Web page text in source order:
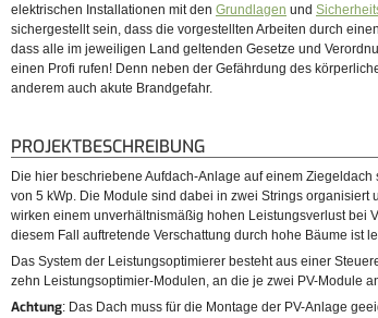
elektrischen Installationen mit den Grundlagen und
sichergestellt sein, dass die vorgestellten Arbeiten durch
dass alle im jeweiligen Land geltenden Gesetze und
einen Profi rufen! Denn neben der Gefährdung des
anderem auch akute Brandgefahr.
PROJEKTBESCHREIBUNG
Die hier beschriebene Aufdach-Anlage auf einem
von 5 kWp. Die Module sind dabei in zwei Strings
wirken einem unverhältnismäßig hohen Leistungsverlust bei
diesem Fall auftretende Verschattung durch hohe Bäume ist
Das System der Leistungsoptimierer besteht aus einer
zehn Leistungsoptimier-Modulen, an die je zwei PV-Module
Achtung: Das Dach muss für die Montage der PV-Anlage